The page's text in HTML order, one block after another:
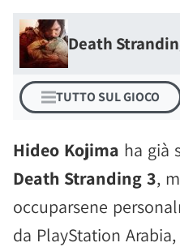
Death
TUTTO SUL GIOCO
Hideo Kojima ha già
Death Stranding 3,
occuparsene
da PlayStation